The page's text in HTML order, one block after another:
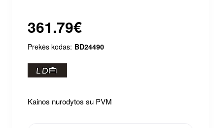
361.79€
Prekės kodas: BD24490
Kainos nurodytos su PVM